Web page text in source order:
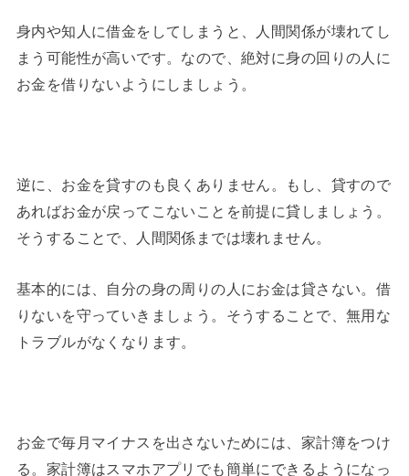
身内や知人に借金をしてしまうと、人間関係が壊れてし
まう可能性が高いです。なので、絶対に身の回りの人に
お金を借りないようにしましょう。
逆に、お金を貸すのも良くありません。もし、貸すので
あればお金が戻ってこないことを前提に貸しましょう。
そうすることで、人間関係までは壊れません。
基本的には、自分の身の周りの人にお金は貸さない。借
りないを守っていきましょう。そうすることで、無用な
トラブルがなくなります。
お金で毎月マイナスを出さないためには、家計簿をつけ
る。家計簿はスマホアプリでも簡単にできるようになっ